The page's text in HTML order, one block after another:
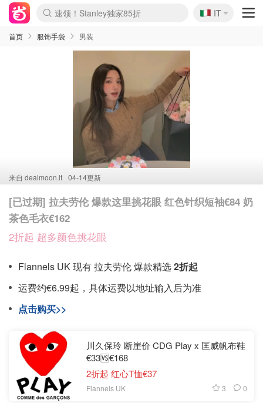
Boticinal 夏促开抢！
4折！lulu周四疯狂上新
速领！Stanley独家85折
Zalando 奥莱闪促！每日更新
🇮🇹
IT
首页 服饰手袋 男装
来自 dealmoon.it 04-14更新
[已过期] 拉夫劳伦 爆款这里挑花眼 红色针织短袖€84 奶
茶色毛衣€162
2折起 超多颜色挑花眼
Flannels UK 现有 拉夫劳伦 爆款精选2折起
运费约€6.99起，具体运费以地址输入后为准
点击购买>>
川久保玲 断崖价 CDG Play x 匡威帆布鞋
€33🆚€168
2折起 红心T恤€37
Flannels UK 3 0